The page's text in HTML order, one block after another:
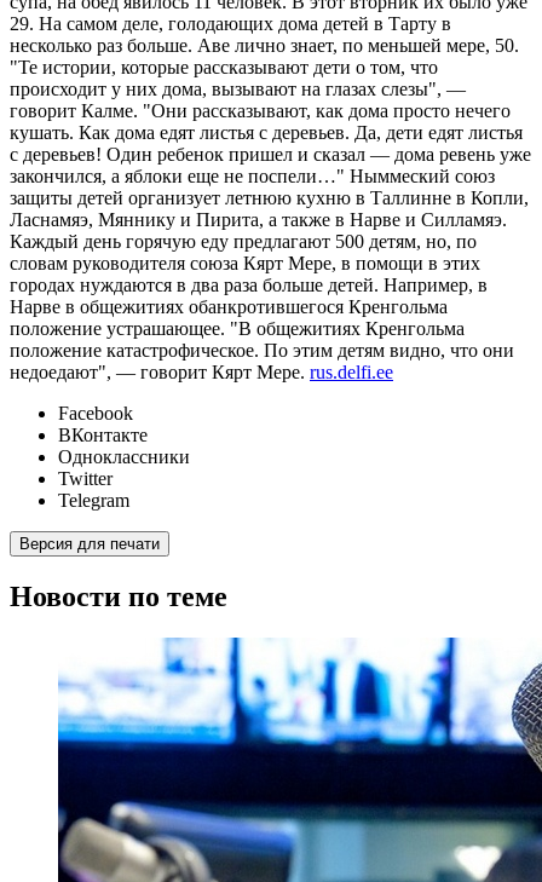
29. На самом деле, голодающих дома детей в Тарту в
несколько раз больше. Аве лично знает, по меньшей мере, 50.
"Те истории, которые рассказывают дети о том, что
происходит у них дома, вызывают на глазах слезы", —
говорит Калме. "Они рассказывают, как дома просто нечего
кушать. Как дома едят листья с деревьев. Да, дети едят листья
с деревьев! Один ребенок пришел и сказал — дома ревень уже
закончился, а яблоки еще не поспели…" Ныммеский союз
защиты детей организует летнюю кухню в Таллинне в Копли,
Ласнамяэ, Мяннику и Пирита, а также в Нарве и Силламяэ.
Каждый день горячую еду предлагают 500 детям, но, по
словам руководителя союза Кярт Мере, в помощи в этих
городах нуждаются в два раза больше детей. Например, в
Нарве в общежитиях обанкротившегося Кренгольма
положение устрашающее. "В общежитиях Кренгольма
положение катастрофическое. По этим детям видно, что они
недоедают", — говорит Кярт Мере. rus.delfi.ee
Facebook
ВКонтакте
Одноклассники
Twitter
Telegram
Версия для печати
Новости по теме